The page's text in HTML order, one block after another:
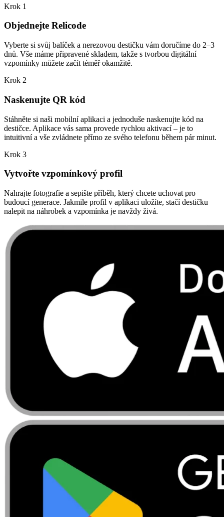
Krok 1
Objednejte Relicode
Vyberte si svůj balíček a nerezovou destičku vám doručíme do 2–3
dnů. Vše máme připravené skladem, takže s tvorbou digitální
vzpomínky můžete začít téměř okamžitě.
Krok 2
Naskenujte QR kód
Stáhněte si naši mobilní aplikaci a jednoduše naskenujte kód na
destičce. Aplikace vás sama provede rychlou aktivací – je to
intuitivní a vše zvládnete přímo ze svého telefonu během pár minut.
Krok 3
Vytvořte vzpomínkový profil
Nahrajte fotografie a sepište příběh, který chcete uchovat pro
budoucí generace. Jakmile profil v aplikaci uložíte, stačí destičku
nalepit na náhrobek a vzpomínka je navždy živá.